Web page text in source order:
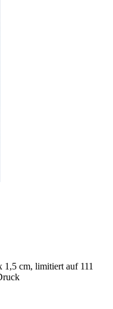
cm, limitiert auf 111